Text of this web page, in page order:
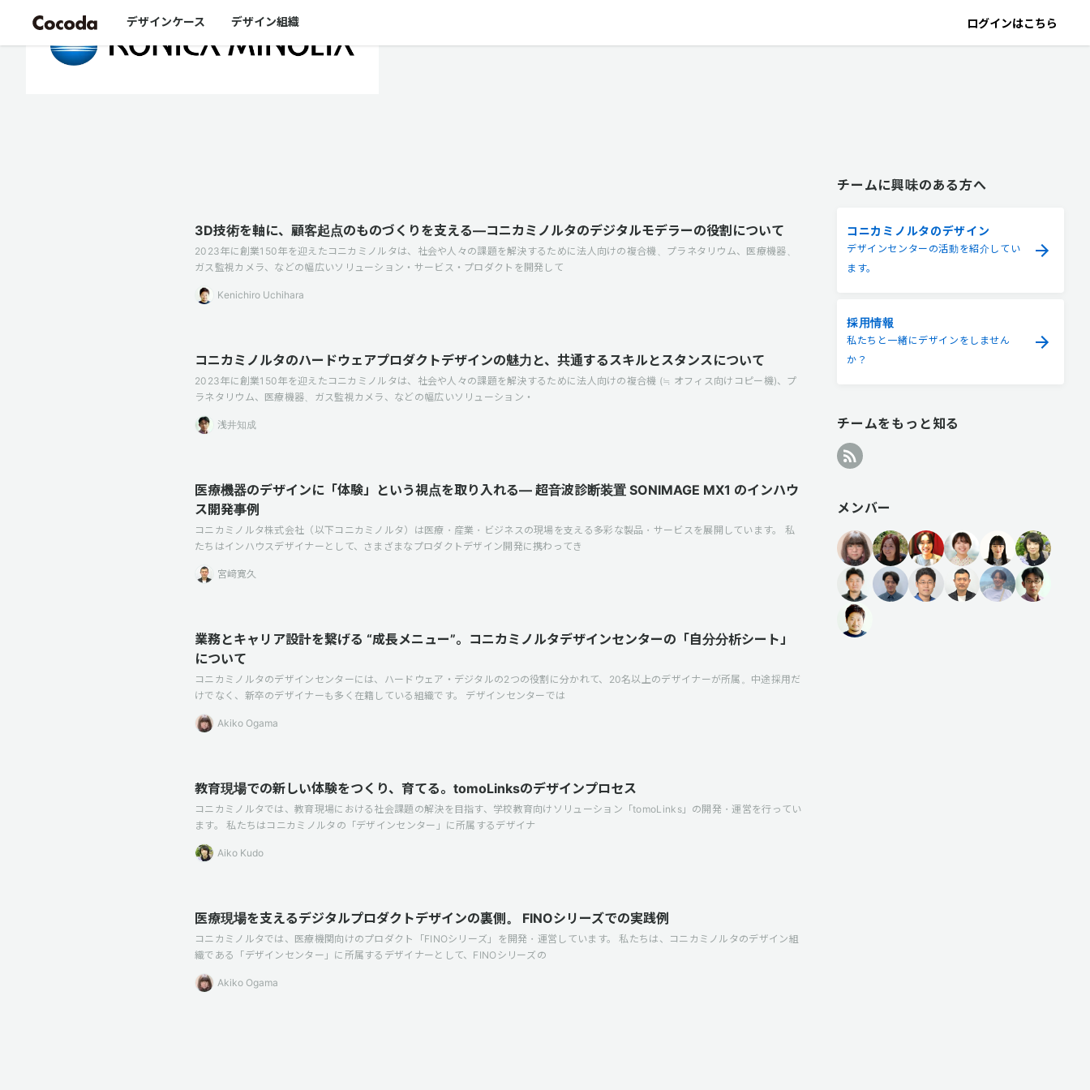
デザインケース デザイン組織 ログインはこちら
3D技術を軸に、顧客起点のものづくりを支える—コニカミノルタのデジタルモデラーの役割について
2023年に創業150年を迎えたコニカミノルタは、社会や人々の課題を解決するために法人向けの複合機、プラネタリウム、医療機器、
ガス監視カメラ、などの幅広いソリューション・サービス・プロダクトを開発して
Kenichiro Uchihara
コニカミノルタのハードウェアプロダクトデザインの魅力と、共通するスキルとスタンスについて
2023年に創業150年を迎えたコニカミノルタは、社会や人々の課題を解決するために法人向けの複合機 (≒ オフィス向けコピー機)、プ
ラネタリウム、医療機器、ガス監視カメラ、などの幅広いソリューション・
浅井知成
医療機器のデザインに「体験」という視点を取り入れる— 超音波診断装置 SONIMAGE MX1 のインハウ
ス開発事例
コニカミノルタ株式会社（以下コニカミノルタ）は医療・産業・ビジネスの現場を支える多彩な製品・サービスを展開しています。 私
たちはインハウスデザイナーとして、さまざまなプロダクトデザイン開発に携わってき
宮﨑寛久
業務とキャリア設計を繋げる “成長メニュー”。コニカミノルタデザインセンターの「自分分析シート」
について
コニカミノルタのデザインセンターには、ハードウェア・デジタルの2つの役割に分かれて、20名以上のデザイナーが所属。中途採用だ
けでなく、新卒のデザイナーも多く在籍している組織です。 デザインセンターでは
Akiko Ogama
教育現場での新しい体験をつくり、育てる。tomoLinksのデザインプロセス
コニカミノルタでは、教育現場における社会課題の解決を目指す、学校教育向けソリューション「tomoLinks」の開発・運営を行ってい
ます。 私たちはコニカミノルタの「デザインセンター」に所属するデザイナ
Aiko Kudo
医療現場を支えるデジタルプロダクトデザインの裏側。 FINOシリーズでの実践例
コニカミノルタでは、医療機関向けのプロダクト「FINOシリーズ」を開発・運営しています。 私たちは、コニカミノルタのデザイン組
織である「デザインセンター」に所属するデザイナーとして、FINOシリーズの
Akiko Ogama
チームに興味のある方へ
コニカミノルタのデザイン
デザインセンターの活動を紹介してい
ます。
採用情報
私たちと一緒にデザインをしません
か？
チームをもっと知る
メンバー